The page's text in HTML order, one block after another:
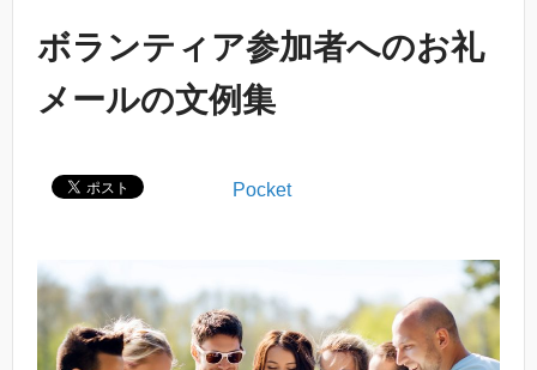
ボランティア参加者へのお礼
メールの文例集
Pocket